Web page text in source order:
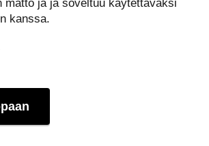
matto ja ja soveltuu käytettäväksi
kanssa.